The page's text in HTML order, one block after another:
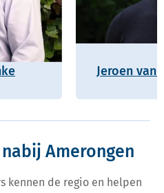
Jeroen van
Amerongen
kennen de regio en helpen